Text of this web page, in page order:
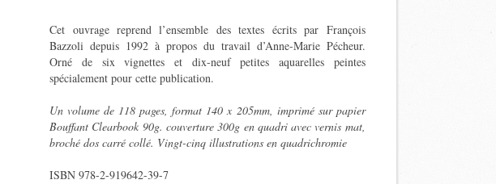
Cet ouvrage reprend l’ensemble des textes écrits par François
Bazzoli depuis 1992 à propos du travail d’Anne-Marie Pécheur.
Orné de six vignettes et dix-neuf petites aquarelles peintes
spécialement pour cette publication.
Un volume de 118 pages, format 140 x 205mm, imprimé sur papier
Bouffant Clearbook 90g. couverture 300g en quadri avec vernis mat,
broché dos carré collé. Vingt-cinq illustrations en quadrichromie
ISBN 978-2-919642-39-7